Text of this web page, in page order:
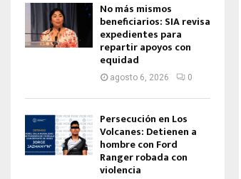
No más mismos
beneficiarios: SIA revisa
expedientes para
repartir apoyos con
equidad
agosto 6, 2026 0
Persecución en Los
Volcanes: Detienen a
hombre con Ford
Ranger robada con
violencia